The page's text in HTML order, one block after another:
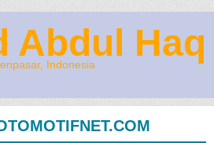
Abdul Haq
Indonesia